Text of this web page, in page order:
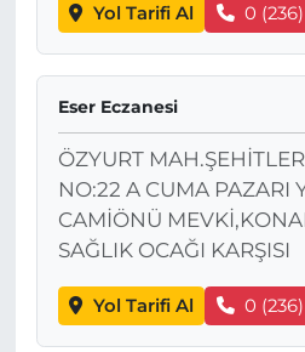
Yol Tarifi Al 0
Eser Eczanesi
ÖZYURT
NO:22 A CUMA PAZARI
CAMİÖNÜ
SAĞLIK OCAĞI KARŞISI
Yol Tarifi Al 0